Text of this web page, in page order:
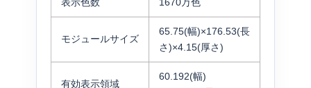
モジュールサイズ
65.75(幅)×176.53(長
さ)×4.15(厚さ)
有効表示領域
60.192(幅)